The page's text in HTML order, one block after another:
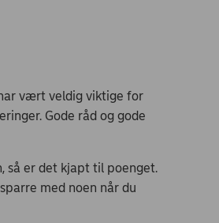
vært veldig viktige for
Gode råd og gode
så er det kjapt til poenget.
med noen når du